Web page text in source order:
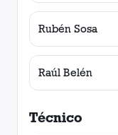
Rubén Sosa
Raúl Belén
Técnico